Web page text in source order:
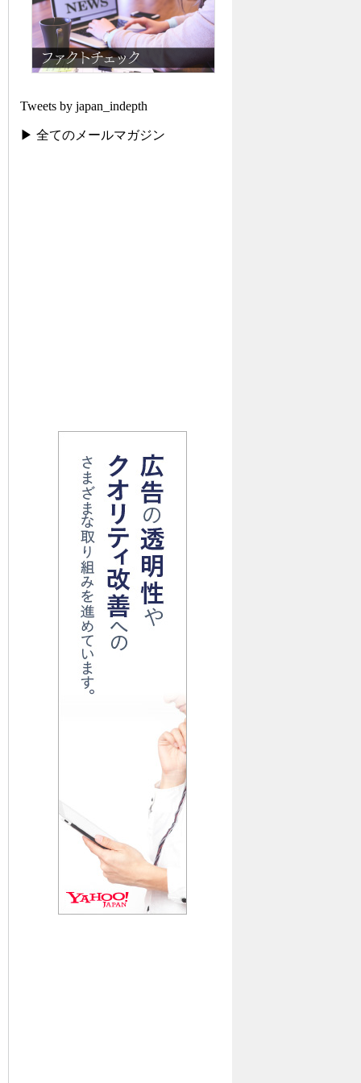
Tweets by japan_indepth
▶ 全てのメールマガジン